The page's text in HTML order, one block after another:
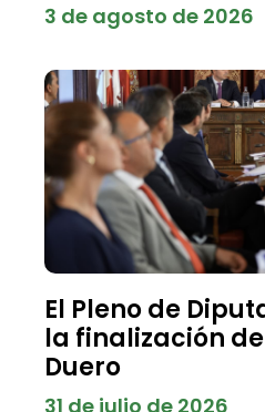
3 de agosto de 2026
El Pleno de
la finalización
Duero
31 de julio de 2026